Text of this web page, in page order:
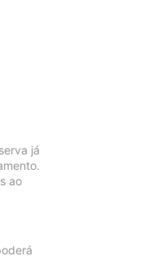
já
ao